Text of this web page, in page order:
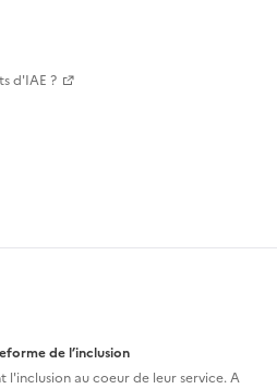
d'IAE ?
de l’inclusion
l'inclusion aucoeur de leur service. A